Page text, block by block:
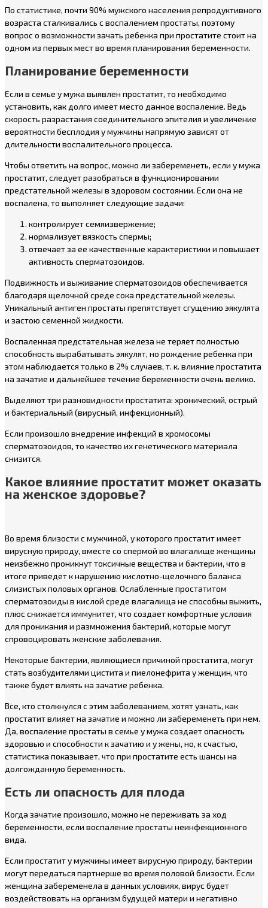
По статистике, почти 90% мужского населения репродуктивного
возраста сталкивались с воспалением простаты, поэтому
вопрос о возможности зачать ребенка при простатите стоит на
одном из первых мест во время планирования беременности.
Планирование беременности
Если в семье у мужа выявлен простатит, то необходимо
установить, как долго имеет место данное воспаление. Ведь
скорость разрастания соединительного эпителия и увеличение
вероятности бесплодия у мужчины напрямую зависят от
длительности воспалительного процесса.
Чтобы ответить на вопрос, можно ли забеременеть, если у мужа
простатит, следует разобраться в функционировании
предстательной железы в здоровом состоянии. Если она не
воспалена, то выполняет следующие задачи:
контролирует семяизвержение;
нормализует вязкость спермы;
отвечает за ее качественные характеристики и повышает
активность сперматозоидов.
Подвижность и выживание сперматозоидов обеспечивается
благодаря щелочной среде сока предстательной железы.
Уникальный антиген простаты препятствует сгущению эякулята
и застою семенной жидкости.
Воспаленная предстательная железа не теряет полностью
способность вырабатывать эякулят, но рождение ребенка при
этом наблюдается только в 2% случаев, т. к. влияние простатита
на зачатие и дальнейшее течение беременности очень велико.
Выделяют три разновидности простатита: хронический, острый
и бактериальный (вирусный, инфекционный).
Если произошло внедрение инфекций в хромосомы
сперматозоидов, то качество их генетического материала
снизится.
Какое влияние простатит может оказать
на женское здоровье?
Во время близости с мужчиной, у которого простатит имеет
вирусную природу, вместе со спермой во влагалище женщины
неизбежно проникнут токсичные вещества и бактерии, что в
итоге приведет к нарушению кислотно-щелочного баланса
слизистых половых органов. Ослабленные простатитом
сперматозоиды в кислой среде влагалища не способны выжить,
плюс снижается иммунитет, что создает комфортные условия
для проникания и размножения бактерий, которые могут
спровоцировать женские заболевания.
Некоторые бактерии, являющиеся причиной простатита, могут
стать возбудителями цистита и пиелонефрита у женщин, что
также будет влиять на зачатие ребенка.
Все, кто столкнулся с этим заболеванием, хотят узнать, как
простатит влияет на зачатие и можно ли забеременеть при нем.
Да, воспаление простаты в семье у мужа создает опасность
здоровью и способности к зачатию и у жены, но, к счастью,
статистика показывает, что при простатите есть шансы на
долгожданную беременность.
Есть ли опасность для плода
Когда зачатие произошло, можно не переживать за ход
беременности, если воспаление простаты неинфекционного
вида.
Если простатит у мужчины имеет вирусную природу, бактерии
могут передаться партнерше во время половой близости. Если
женщина забеременела в данных условиях, вирус будет
воздействовать на организм будущей матери и негативно